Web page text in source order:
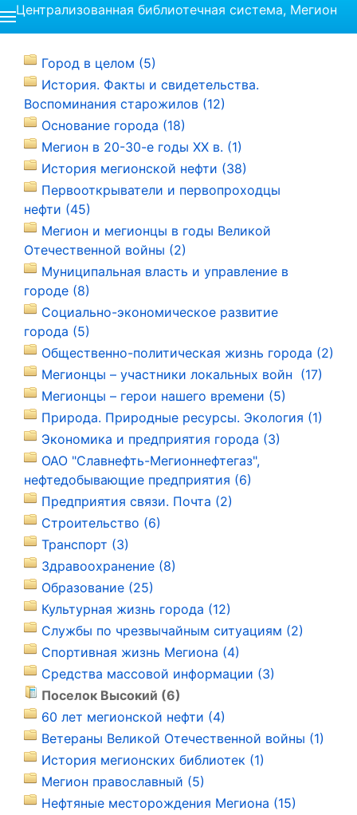
Централизованная библиотечная система, Мегион
Город в целом (5)
История. Факты и свидетельства.
Воспоминания старожилов (12)
Основание города (18)
Мегион в 20-30-е годы ХХ в. (1)
История мегионской нефти (38)
Первооткрыватели и первопроходцы
нефти (45)
Мегион и мегионцы в годы Великой
Отечественной войны (2)
Муниципальная власть и управление в
городе (8)
Социально-экономическое развитие
города (5)
Общественно-политическая жизнь города (2)
Мегионцы – участники локальных войн (17)
Мегионцы – герои нашего времени (5)
Природа. Природные ресурсы. Экология (1)
Экономика и предприятия города (3)
ОАО "Славнефть-Мегионнефтегаз",
нефтедобывающие предприятия (6)
Предприятия связи. Почта (2)
Строительство (6)
Транспорт (3)
Здравоохранение (8)
Образование (25)
Культурная жизнь города (12)
Службы по чрезвычайным ситуациям (2)
Спортивная жизнь Мегиона (4)
Средства массовой информации (3)
Поселок Высокий (6)
60 лет мегионской нефти (4)
Ветераны Великой Отечественной войны (1)
История мегионских библиотек (1)
Мегион православный (5)
Нефтяные месторождения Мегиона (15)